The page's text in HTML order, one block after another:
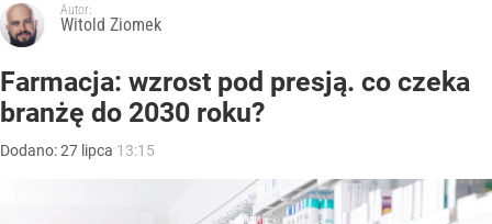
Autor:
Witold Ziomek
Farmacja: wzrost pod presją. co czeka
branżę do 2030 roku?
Dodano:27 lipca 13:15